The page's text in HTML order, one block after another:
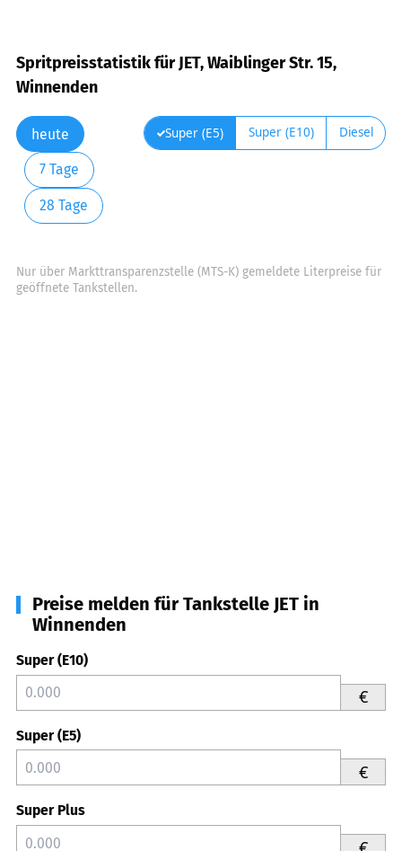
Spritpreisstatistik für JET, Waiblinger Str. 15,
Winnenden
heute
7 Tage
28 Tage
Super (E5) Super (E10) Diesel
Nur über Markttransparenzstelle (MTS-K) gemeldete Literpreise für
geöffnete Tankstellen.
Preise melden für Tankstelle JET in
Winnenden
Super (E10)
€
Super (E5)
€
Super Plus